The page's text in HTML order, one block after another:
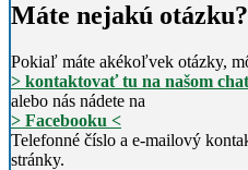
Máte nejakú otázku?
Pokiaľ máte akékoľvek otázky,
> kontaktovať tu na našom
alebo nás nádete na
> Facebooku <
Telefonné číslo a e-mailový
stránky.